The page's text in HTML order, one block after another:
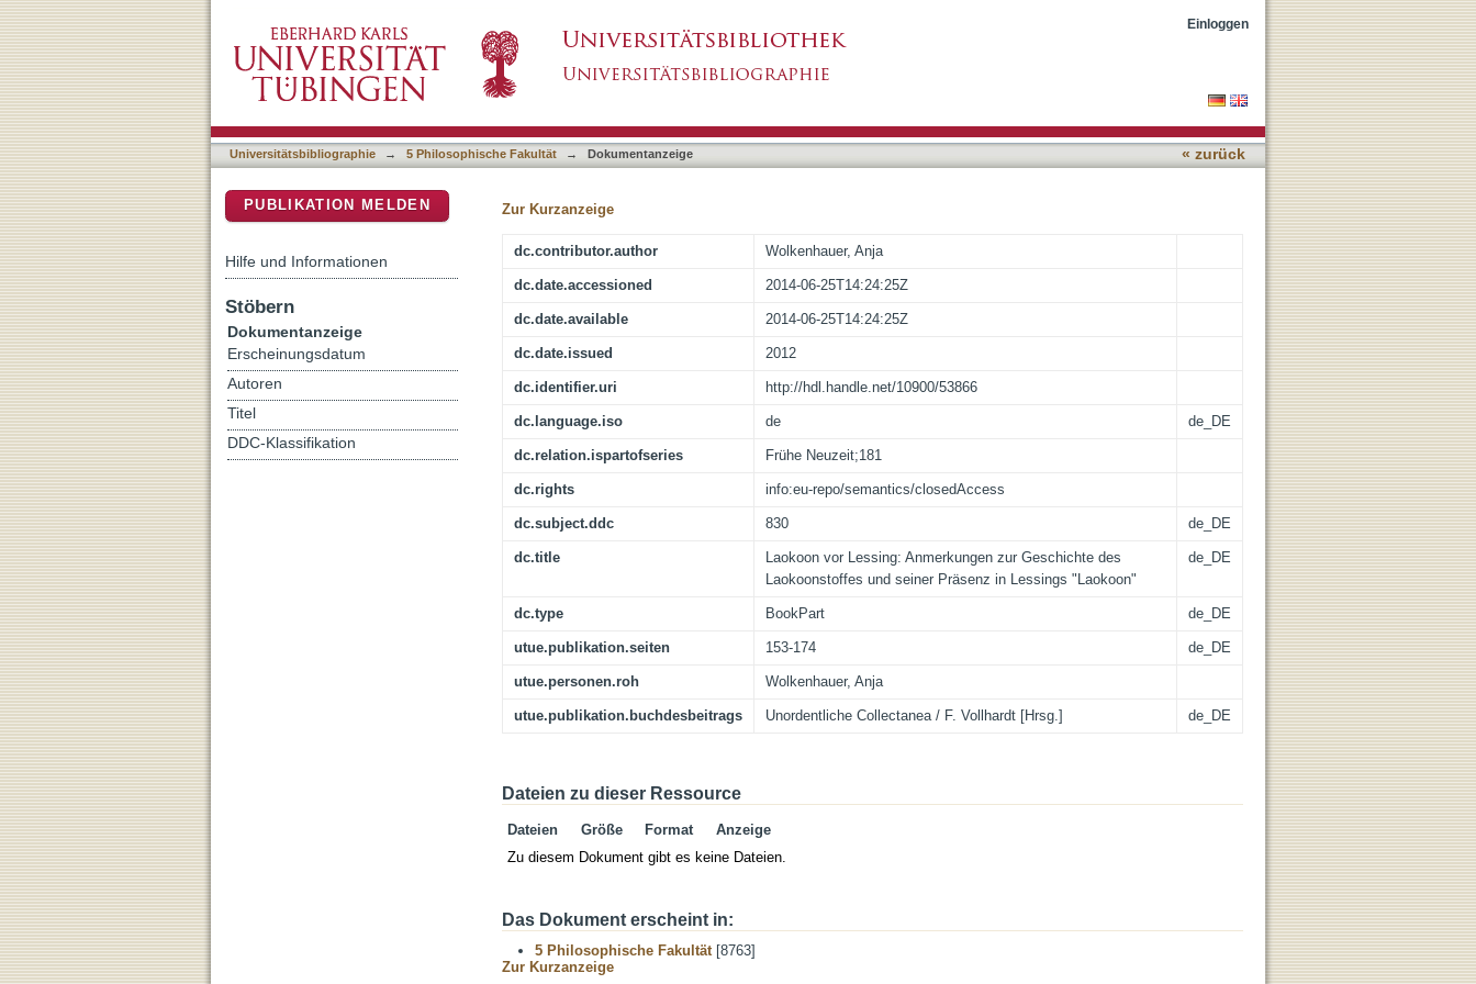
Laokoon vor Lessing: Anmerkungen zur Geschichte des Laokoonstoffes und seiner Präsenz in
Lessings "Laokoon"
Einloggen
Universitätsbibliographie → 5 Philosophische Fakultät → Dokumentanzeige « zurück
Zur Kurzanzeige
dc.contributor.author Wolkenhauer, Anja
dc.date.accessioned 2014-06-25T14:24:25Z
dc.date.available 2014-06-25T14:24:25Z
dc.date.issued 2012
dc.identifier.uri http://hdl.handle.net/10900/53866
dc.language.iso de de_DE
dc.relation.ispartofseries Frühe Neuzeit;181
dc.rights info:eu-repo/semantics/closedAccess
dc.subject.ddc 830 de_DE
dc.title
Laokoon vor Lessing: Anmerkungen zur Geschichte des
Laokoonstoffes und seiner Präsenz in Lessings "Laokoon"
de_DE
dc.type BookPart de_DE
utue.publikation.seiten 153-174 de_DE
utue.personen.roh Wolkenhauer, Anja
utue.publikation.buchdesbeitrags Unordentliche Collectanea / F. Vollhardt [Hrsg.] de_DE
Dateien zu dieser Ressource
Dateien Größe Format
Anzeige
Zu diesem Dokument gibt es keine Dateien.
Das Dokument erscheint in:
5 Philosophische Fakultät[8763]
Zur Kurzanzeige
PUBLIKATION MELDEN
Hilfe und Informationen
Stöbern
Dokumentanzeige
Erscheinungsdatum
Autoren
Titel
DDC-Klassifikation